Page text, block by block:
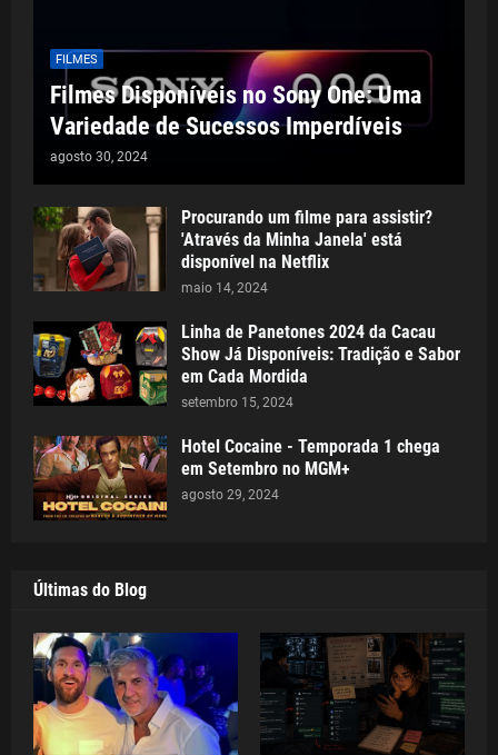
FILMES
Filmes Disponíveis no Sony One: Uma
Variedade de Sucessos Imperdíveis
agosto 30, 2024
Procurando um filme para assistir?
'Através da Minha Janela' está
disponível na Netflix
maio 14, 2024
Linha de Panetones 2024 da Cacau
Show Já Disponíveis: Tradição e Sabor
em Cada Mordida
setembro 15, 2024
Hotel Cocaine - Temporada 1 chega
em Setembro no MGM+
agosto 29, 2024
Últimas do Blog